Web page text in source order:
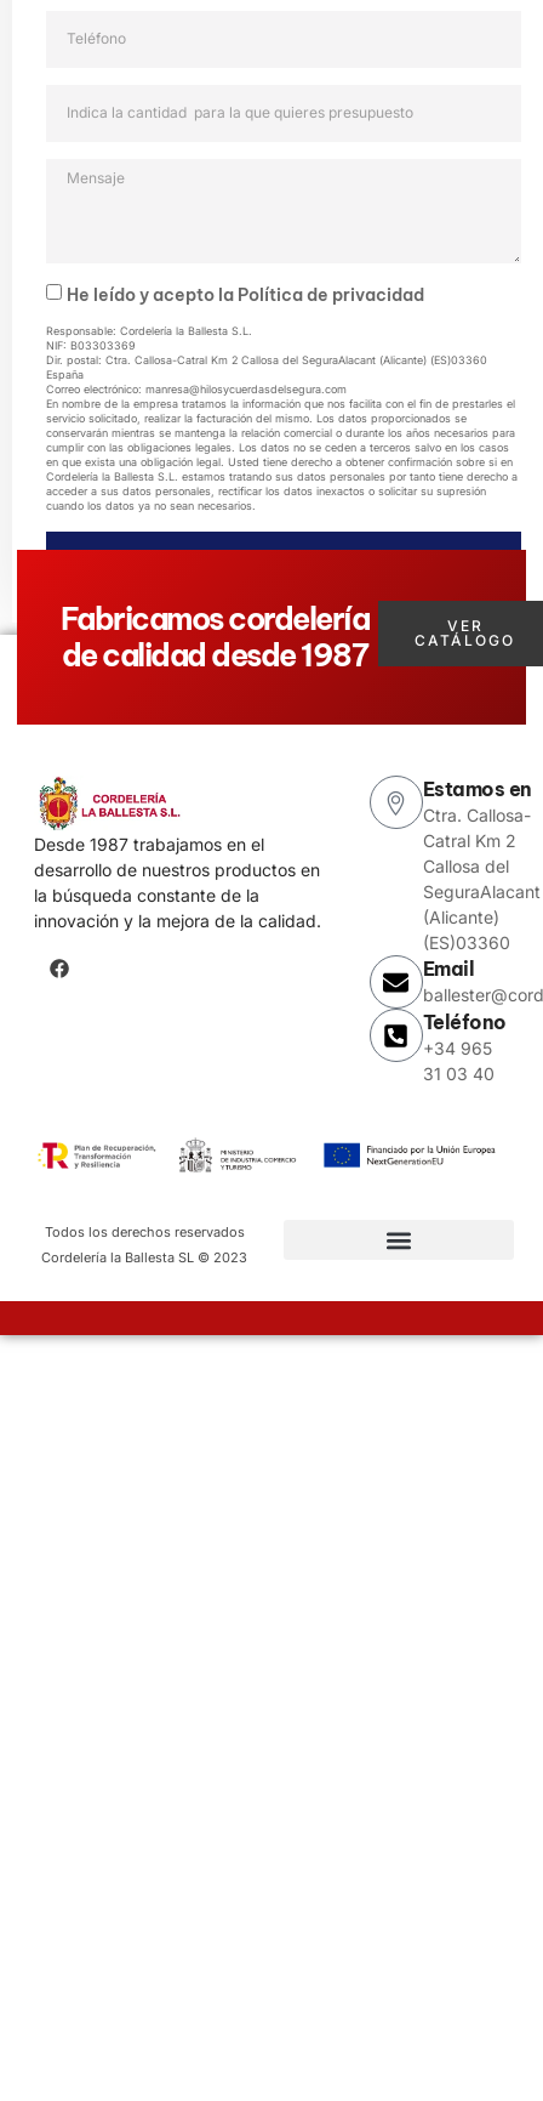
He leído y acepto la Política de privacidad
Responsable: Cordelería la Ballesta S.L.
NIF: B03303369
Dir. postal: Ctra. Callosa-Catral Km 2 Callosa del SeguraAlacant (Alicante) (ES)03360
España
Correo electrónico: manresa@hilosycuerdasdelsegura.com
En nombre de la empresa tratamos la información que nos facilita con el fin de prestarles el
servicio solicitado, realizar la facturación del mismo. Los datos proporcionados se
conservarán mientras se mantenga la relación comercial o durante los años necesarios para
cumplir con las obligaciones legales. Los datos no se ceden a terceros salvo en los casos
en que exista una obligación legal. Usted tiene derecho a obtener confirmación sobre si en
Cordelería la Ballesta S.L. estamos tratando sus datos personales por tanto tiene derecho a
acceder a sus datos personales, rectificar los datos inexactos o solicitar su supresión
cuando los datos ya no sean necesarios.
Fabricamos cordelería
de calidad desde 1987
VER
CATÁLOGO
Desde 1987 trabajamos en el
desarrollo de nuestros productos en
la búsqueda constante de la
innovación y la mejora de la calidad.
Estamos en
Ctra. Callosa-
Catral Km 2
Callosa del
SeguraAlacant
(Alicante)
(ES)03360
Email
Teléfono
+34 965
31 03 40
Todos los derechos reservados
Cordelería la Ballesta SL © 2023